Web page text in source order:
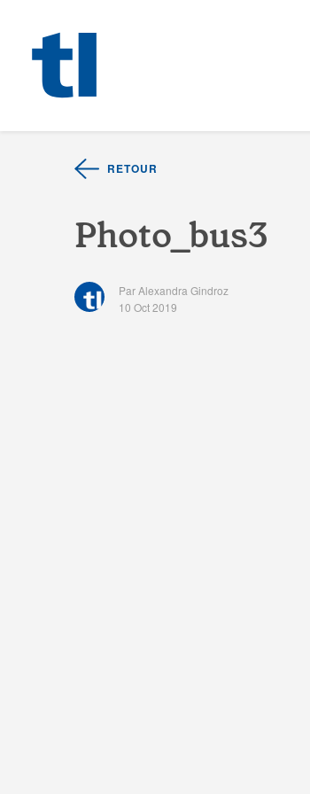
RETOUR
Photo bus3
Par Alexandra Gindroz
10 Oct 2019